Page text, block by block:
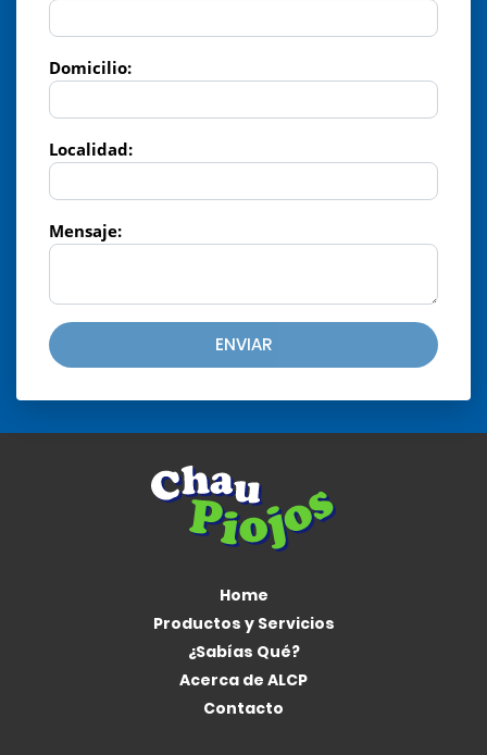
Domicilio:
Localidad:
Mensaje:
ENVIAR
Home
Productos y Servicios
¿Sabías Qué?
Acerca de ALCP
Contacto